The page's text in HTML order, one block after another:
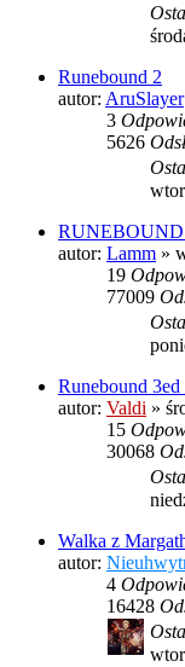
Runebound 2
autor: AruSlayer
3
5626
autor: Lamm »
19
77009
Runebound
autor: Valdi »
15
30068
Walka z
autor:
4
16428